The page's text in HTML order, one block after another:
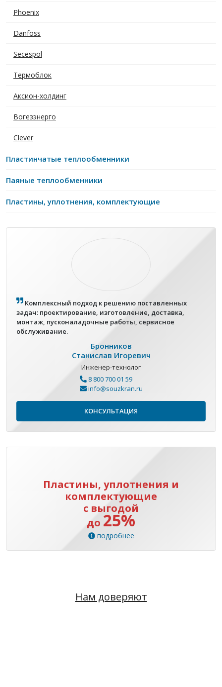
Phoenix
Danfoss
Secespol
Термоблок
Аксион-холдинг
Вогезэнерго
Clever
Пластинчатые теплообменники
Паяные теплообменники
Пластины, уплотнения, комплектующие
Комплексный подход к решению поставленных
задач: проектирование, изготовление, доставка,
монтаж, пусконаладочные работы, сервисное
обслуживание.
Бронников
Станислав Игоревич
Инженер-технолог
8 800 700 01 59
info@souzkran.ru
КОНСУЛЬТАЦИЯ
Пластины, уплотнения и
комплектующие
с выгодой
до 25%
подробнее
Нам доверяют